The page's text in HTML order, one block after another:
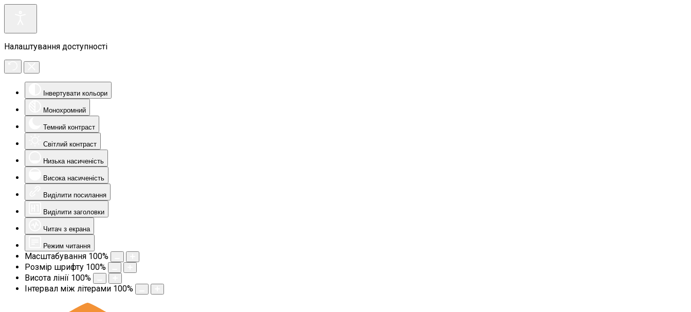
Налаштування доступності
Інвертувати кольори
Монохромний
Темний контраст
Світлий контраст
Низька насиченість
Висока насиченість
Виділити посилання
Виділити заголовки
Читач з екрана
Режим читання
Масштабування 100%
Розмір шрифту 100%
Висота лінії 100%
Інтервал між літерами 100%